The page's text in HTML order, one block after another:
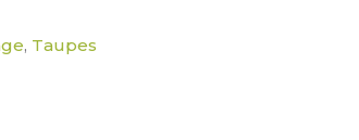
, Taupes